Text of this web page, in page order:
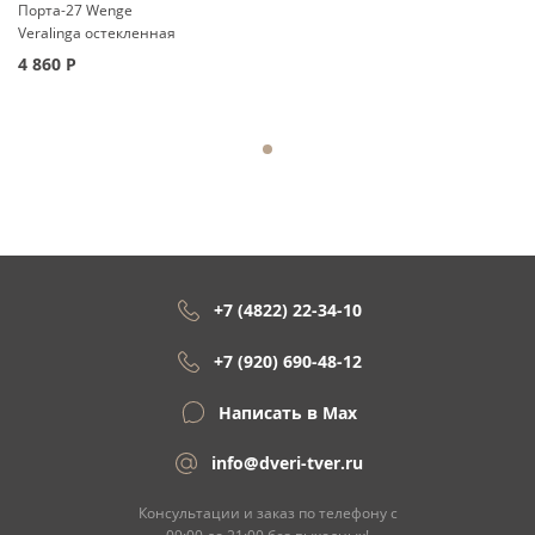
Порта-27 Wenge
Veralinga остекленная
4 860 Р
+7 (4822) 22-34-10
+7 (920) 690-48-12
Написать в Max
info@dveri-tver.ru
Консультации и заказ по телефону с